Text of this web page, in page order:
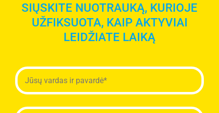
SIŲSKITE NUOTRAUKĄ, KURIOJE
UŽFIKSUOTA, KAIP AKTYVIAI
LEIDŽIATE LAIKĄ